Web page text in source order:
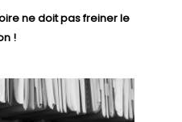
ne doit pas freiner le
!